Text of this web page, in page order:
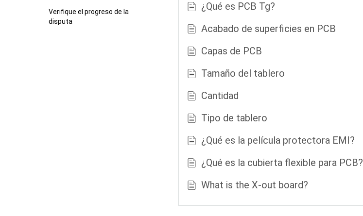
¿Qué es PCB Tg?
Acabado de superficies en PCB
Capas de PCB
Tamaño del tablero
Cantidad
Tipo de tablero
¿Qué es la película protectora EMI?
¿Qué es la cubierta flexible para PCB?
What is the X-out board?
Verifique el progreso de la
disputa